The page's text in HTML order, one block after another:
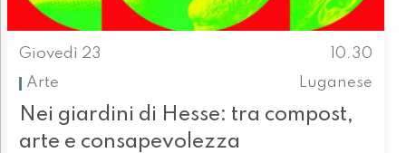
Giovedì 23
10.30
Arte
Luganese
Nei giardini di Hesse: tra compost,
arte e consapevolezza